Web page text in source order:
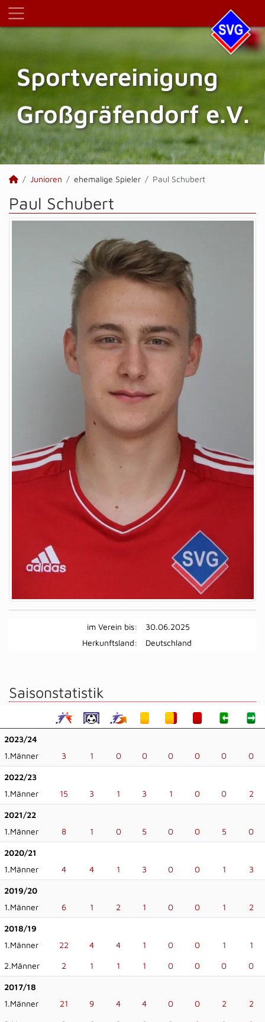
Sportvereinigung
Großgräfendorf e.V.
Junioren ehemalige Spieler Paul Schubert
Paul Schubert
im Verein bis:
30.06.2025
Herkunftsland:
Deutschland
Saisonstatistik
2023/24
1.Männer
3 1 0 0 0 0 0 0
2022/23
1.Männer
15 3 1 3 1 0 0 2
2021/22
1.Männer
8 1 0 5 0 0 5 0
2020/21
1.Männer
4 4 1 3 0 0 1 3
2019/20
1.Männer
6 1 2 1 0 0 1 2
2018/19
1.Männer
22 4 4 1 0 0 1 1
2.Männer 2 1 1 1 0 0 0 0
2017/18
1.Männer
21 9 4 4 0 0 2 2